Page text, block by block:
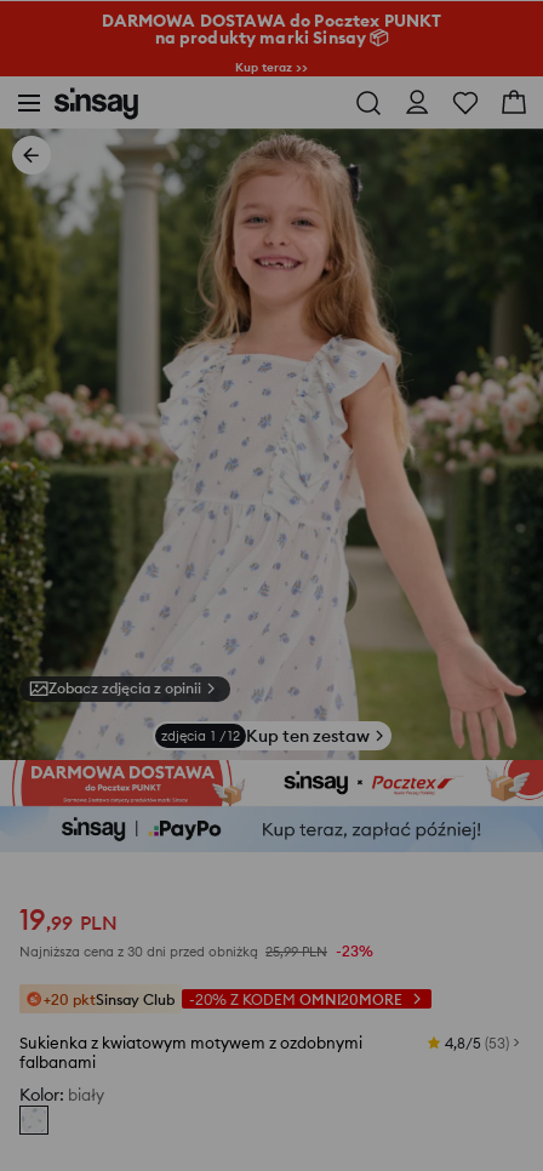
DARMOWA DOSTAWA do Pocztex PUNKT
na produkty marki Sinsay 📦
Kup teraz >>
Zobacz zdjęcia z opinii
zdjęcia 1 /12 Kup ten zestaw
19,99 PLN
Najniższa cena z 30 dni przed obniżką 25,99 PLN -23%
+20 pktSinsay Club -20% Z KODEM OMNI20MORE
Sukienka z kwiatowym motywem z ozdobnymi
falbanami
4,8/5 (53)
Kolor: biały